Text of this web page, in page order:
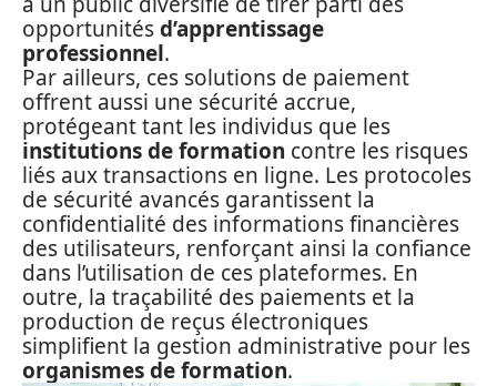
opportunitésd’apprentissage
professionnel.
Par ailleurs, ces solutions de paiement
offrent aussi une sécurité accrue,
protégeant tant les individus que les
institutions de formation contre les risques
liés aux transactions en ligne. Les protocoles
de sécurité avancés garantissent la
confidentialité des informations financières
des utilisateurs, renforçant ainsi la confiance
dans l’utilisation de ces plateformes. En
outre, la traçabilité des paiements et la
production de reçus électroniques
simplifient la gestion administrative pour les
organismes de formation.